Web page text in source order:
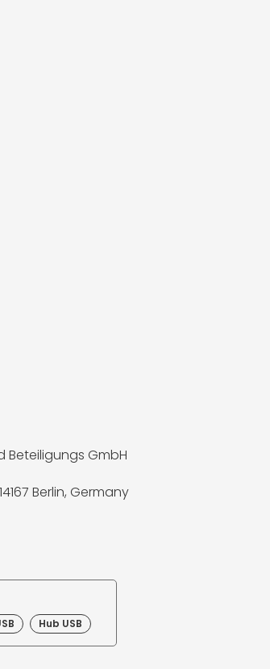
GmbH
Berlin, Germany
Hub USB